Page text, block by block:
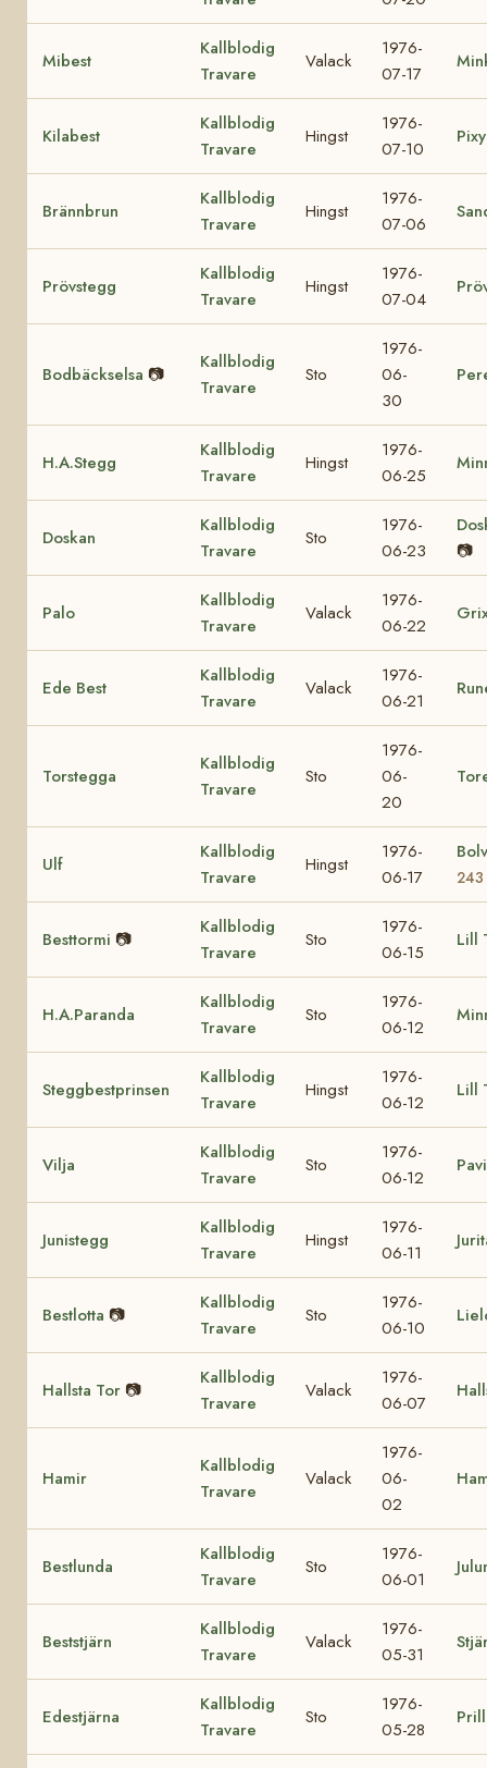
Mibest
Kallblodig
Travare
Valack
1976-
07-17
Kilabest
Kallblodig
Travare
Hingst
1976-
07-10
Pixy
Brännbrun
Kallblodig
Travare
Hingst
1976-
07-06
Prövstegg
Kallblodig
Travare
Hingst
1976-
07-04
Bodbäckselsa 📷
Kallblodig
Travare
Sto
1976-
06-
30
H.A.Stegg
Kallblodig
Travare
Hingst
1976-
06-25
Doskan
Kallblodig
Travare
Sto
1976-
06-23
📷
Palo
Kallblodig
Travare
Valack
1976-
06-22
Ede Best
Kallblodig
Travare
Valack
1976-
06-21
Torstegga
Kallblodig
Travare
Sto
1976-
06-
20
Ulf
Kallblodig
Travare
Hingst
1976-
06-17
243
Besttormi 📷
Kallblodig
Travare
Sto
1976-
06-15
Lill
H.A.Paranda
Kallblodig
Travare
Sto
1976-
06-12
Steggbestprinsen
Kallblodig
Travare
Hingst
1976-
06-12
Lill
Vilja
Kallblodig
Travare
Sto
1976-
06-12
Junistegg
Kallblodig
Travare
Hingst
1976-
06-11
Bestlotta 📷
Kallblodig
Travare
Sto
1976-
06-10
Hallsta Tor 📷
Kallblodig
Travare
Valack
1976-
06-07
Hamir
Kallblodig
Travare
Valack
1976-
06-
02
Bestlunda
Kallblodig
Travare
Sto
1976-
06-01
Beststjärn
Kallblodig
Travare
Valack
1976-
05-31
Edestjärna
Kallblodig
Travare
Sto
1976-
05-28